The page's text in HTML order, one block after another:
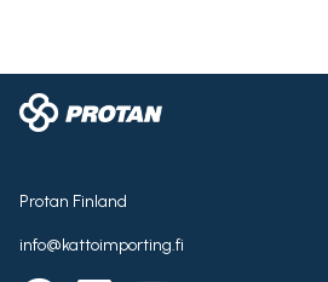
Protan Finland
info@kattoimporting.fi